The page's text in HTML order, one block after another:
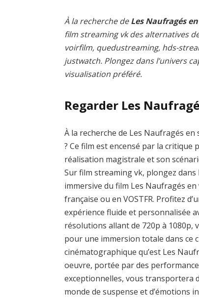
À la recherche deLes Naufragés
film streaming vk des alternatives
voirfilm, quedustreaming, hds-
justwatch. Plongez dans l’univers
visualisation préféré.
Regarder Les
À la recherche de Les Naufragés en
? Ce film est encensé par la critique
réalisation magistrale et son
Sur film streaming vk, plongez dans
immersive du film Les Naufragés
française ou en VOSTFR. Profitez
expérience fluide et personnalisée
résolutions allant de 720p à 1080p,
pour une immersion totale dans ce
cinématographique qu’est Les
oeuvre, portée par des
exceptionnelles, vous transportera
monde de suspense et d’émotions